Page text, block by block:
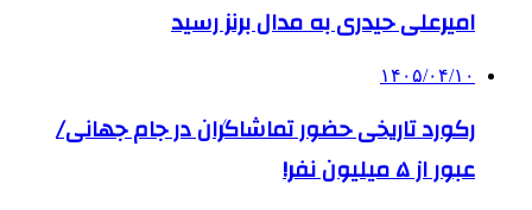
امیرعلی حیدری به مدال برنز رسید
۱۴۰۵/۰۴/۱۰
رکورد تاریخی حضور تماشاگران در جام جهانی/
عبور از ۵ میلیون نفر!